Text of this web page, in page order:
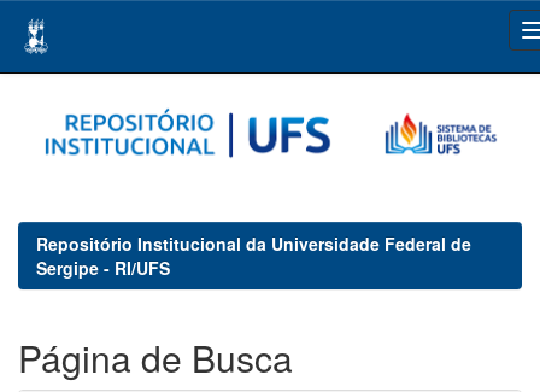
navigation
Repositório Institucional da Universidade Federal de
Sergipe - RI/UFS
Página de Busca